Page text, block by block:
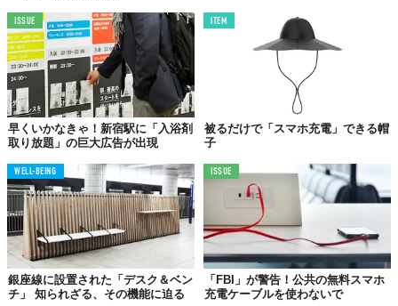
ISSUE
早くいかなきゃ！新宿駅に「入浴剤
取り放題」の巨大広告が出現
ITEM
被るだけで「スマホ充電」できる帽
子
WELL-BEING
銀座線に設置された「デスク＆ベン
チ」 知られざる、その機能に迫る
ISSUE
「FBI」が警告！公共の無料スマホ
充電ケーブルを使わないで